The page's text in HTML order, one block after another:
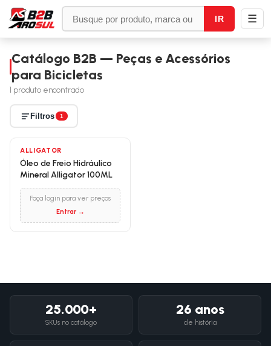
IR ☰
Catálogo B2B — Peças e Acessórios
para Bicicletas
1 produto encontrado
Filtros 1
ALLIGATOR
Óleo de Freio Hidráulico
Mineral Alligator 100ML
Faça login para ver preços
Entrar →
25.000+
SKUs no catálogo
26 anos
de história